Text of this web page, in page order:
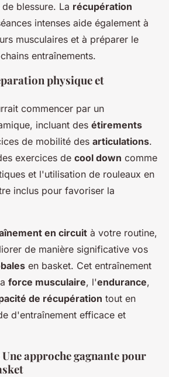
blessure. La récupération
intenses aide également à
musculaires et à préparer le
entraînements.
physique et
commencer par un
incluant des étirements
de mobilité des articulations.
exercices de cool down comme
et l'utilisation de rouleaux en
inclus pour favoriser la
en circuit à votre routine,
de manière significative vos
en basket. Cet entraînement
force musculaire, l'endurance,
de récupération tout en
d'entraînement efficace et
approche gagnante pour